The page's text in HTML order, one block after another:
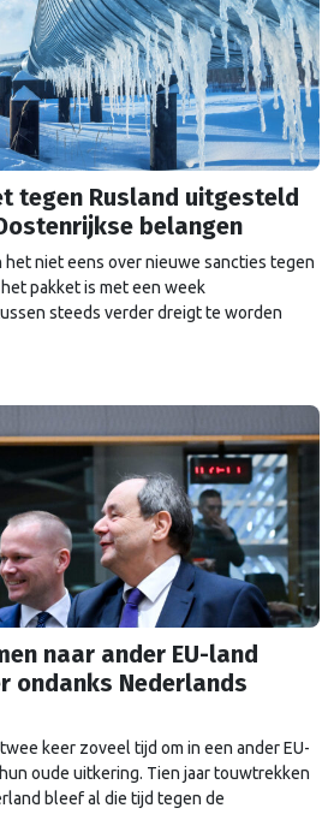
tegen Rusland uitgesteld
belangen
niet eens over nieuwe sancties tegen
pakket is met een week
steeds verder dreigt te worden
naar ander EU-land
ondanks Nederlands
keer zoveel tijd om in een ander EU-
oude uitkering. Tien jaar touwtrekken
bleef al die tijd tegen de